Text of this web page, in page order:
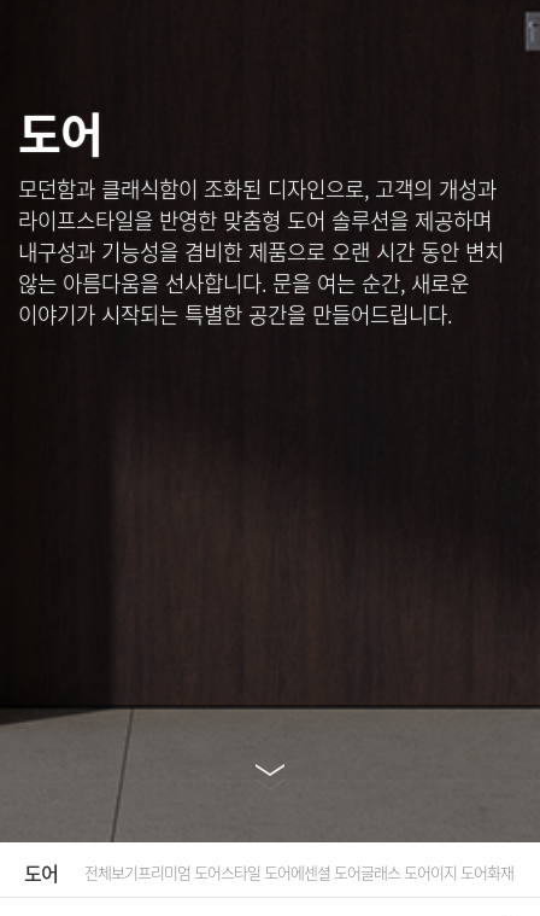
도어
모던함과 클래식함이 조화된 디자인으로, 고객의 개성과
라이프스타일을 반영한 맞춤형 도어 솔루션을 제공하며
내구성과 기능성을 겸비한 제품으로 오랜 시간 동안 변치
않는 아름다움을 선사합니다. 문을 여는 순간, 새로운
이야기가 시작되는 특별한 공간을 만들어드립니다.
도어 전체보기프리미엄 도어스타일 도어에센셜 도어글래스 도어이지 도어화재 안